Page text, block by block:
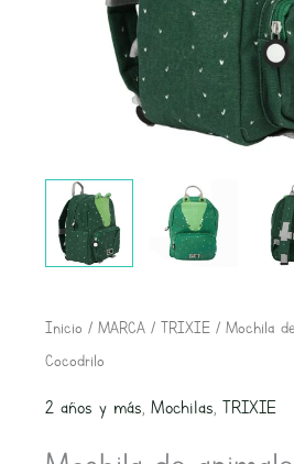
Inicio / MARCA/ TRIXIE/ Mochila
Cocodrilo
2 años y más, Mochilas, TRIXIE